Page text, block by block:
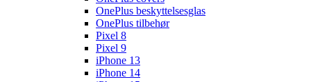
OnePlus beskyttelsesglas
OnePlus tilbehør
Pixel 8
Pixel 9
iPhone 13
iPhone 14